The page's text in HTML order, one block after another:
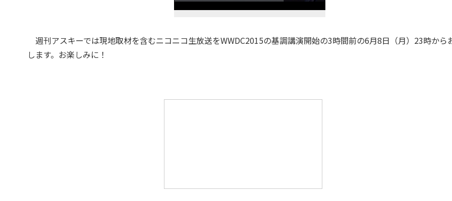
週刊アスキーでは現地取材を含むニコニコ生放送をWWDC2015の基調講演開始の3時間前の6月8日（月）23時から
します。お楽しみに！